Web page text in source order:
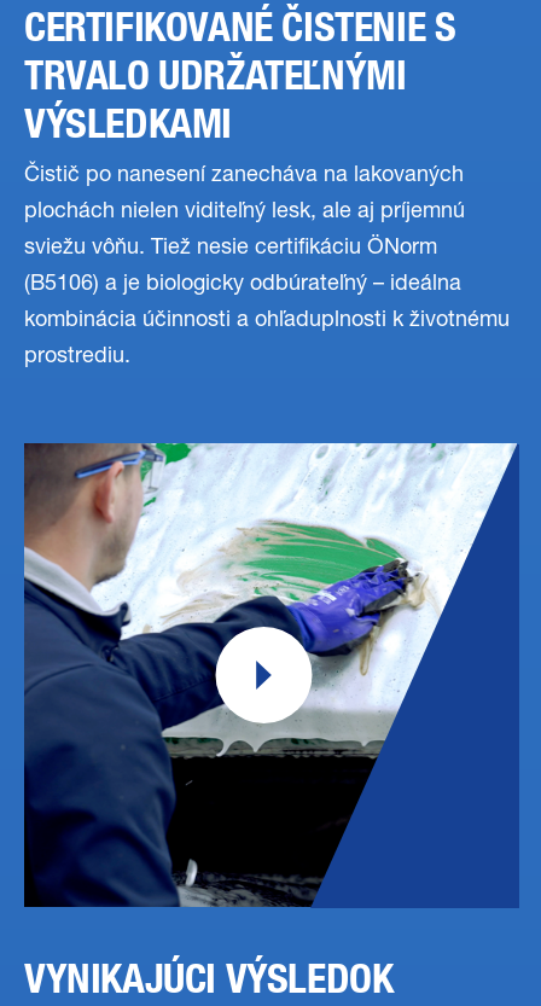
CERTIFIKOVANÉ ČISTENIE S
TRVALO UDRŽATEĽNÝMI
VÝSLEDKAMI
Čistič po nanesení zanecháva na lakovaných
plochách nielen viditeľný lesk, ale aj príjemnú
sviežu vôňu. Tiež nesie certifikáciu ÖNorm
(B5106) a je biologicky odbúrateľný – ideálna
kombinácia účinnosti a ohľaduplnosti k životnému
prostrediu.
VYNIKAJÚCI VÝSLEDOK